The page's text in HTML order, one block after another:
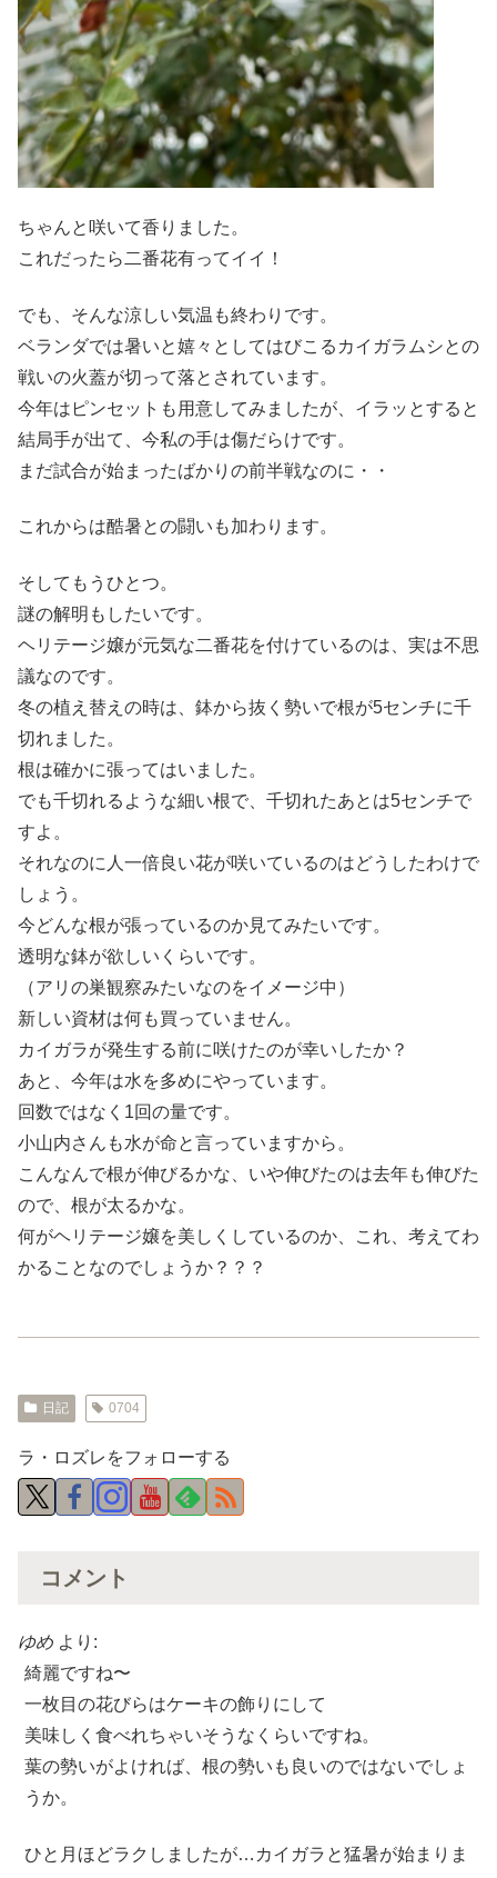
ちゃんと咲いて香りました。
これだったら二番花有ってイイ！
でも、そんな涼しい気温も終わりです。
ベランダでは暑いと嬉々としてはびこるカイガラムシとの
戦いの火蓋が切って落とされています。
今年はピンセットも用意してみましたが、イラッとすると
結局手が出て、今私の手は傷だらけです。
まだ試合が始まったばかりの前半戦なのに・・
これからは酷暑との闘いも加わります。
そしてもうひとつ。
謎の解明もしたいです。
ヘリテージ嬢が元気な二番花を付けているのは、実は不思
議なのです。
冬の植え替えの時は、鉢から抜く勢いで根が5センチに千
切れました。
根は確かに張ってはいました。
でも千切れるような細い根で、千切れたあとは5センチで
すよ。
それなのに人一倍良い花が咲いているのはどうしたわけで
しょう。
今どんな根が張っているのか見てみたいです。
透明な鉢が欲しいくらいです。
（アリの巣観察みたいなのをイメージ中）
新しい資材は何も買っていません。
カイガラが発生する前に咲けたのが幸いしたか？
あと、今年は水を多めにやっています。
回数ではなく1回の量です。
小山内さんも水が命と言っていますから。
こんなんで根が伸びるかな、いや伸びたのは去年も伸びた
ので、根が太るかな。
何がヘリテージ嬢を美しくしているのか、これ、考えてわ
かることなのでしょうか？？？
日記 0704
ラ・ロズレをフォローする
コメント
ゆめ より:
綺麗ですね〜
一枚目の花びらはケーキの飾りにして
美味しく食べれちゃいそうなくらいですね。
葉の勢いがよければ、根の勢いも良いのではないでしょ
うか。
ひと月ほどラクしましたが…カイガラと猛暑が始まりま